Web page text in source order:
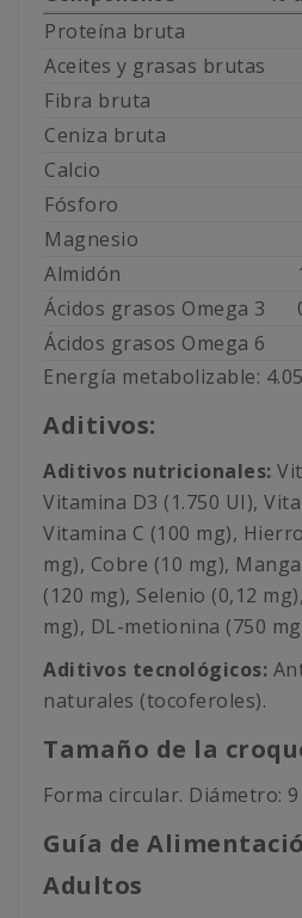
Proteína bruta
Aceites y grasas brutas
Fibra bruta
Ceniza bruta
Calcio
Fósforo
Magnesio
Almidón
Ácidos grasos Omega 3
Ácidos grasos Omega 6
Energía metabolizable:
Aditivos:
Aditivos nutricionales:
Vitamina D3 (1.750 UI),
Vitamina C (100 mg),
mg), Cobre (10 mg),
(120 mg), Selenio (0,12
mg), DL-metionina (750
Aditivos tecnológicos:
naturales (tocoferoles).
Tamaño de la
Forma circular. Diámetro:
Guía de
Adultos